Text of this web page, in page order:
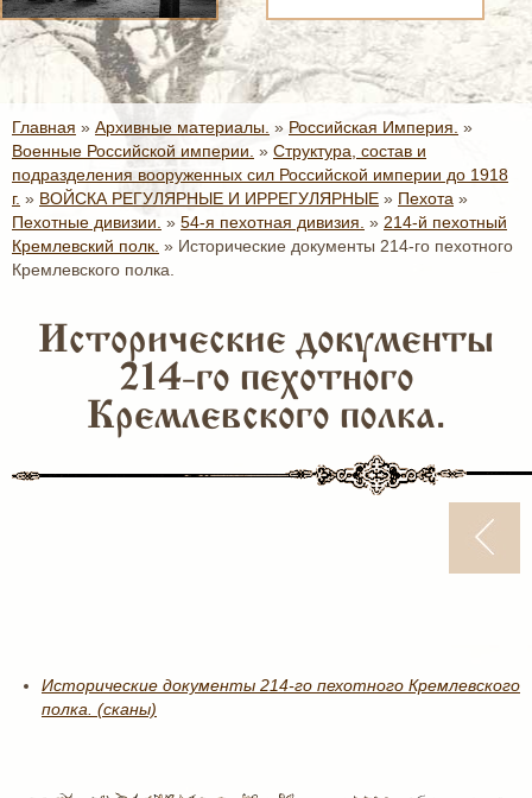
Главная » Архивные материалы. » Российская Империя. »
Военные Российской империи. » Структура, состав и
подразделения вооруженных сил Российской империи до 1918
г. » ВОЙСКА РЕГУЛЯРНЫЕ И ИРРЕГУЛЯРНЫЕ » Пехота »
Пехотные дивизии. » 54-я пехотная дивизия. » 214-й пехотный
Кремлевский полк. » Исторические документы 214-го пехотного
Кремлевского полка.
Исторические документы
214-го пехотного
Кремлевского полка.
Исторические документы 214-го пехотного Кремлевского
полка. (сканы)